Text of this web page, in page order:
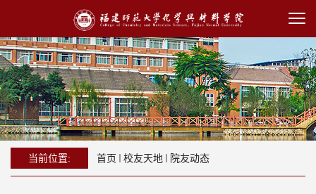
当前位置: 首页 校友天地 院友动态